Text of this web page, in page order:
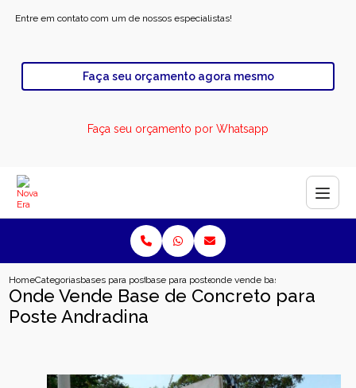
Entre em contato com um de nossos especialistas!
Faça seu orçamento agora mesmo
Faça seu orçamento por Whatsapp
HomeCategoriasbases para postebase para poste de energia solar
onde vende base de concreto
Onde Vende Base de Concreto para
Poste Andradina